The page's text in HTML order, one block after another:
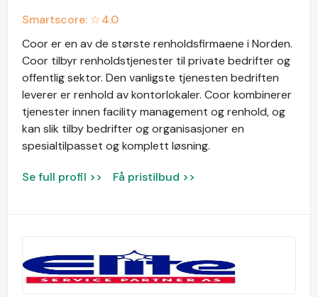
Smartscore: ☆4.0
Coor er en av de største renholdsfirmaene i Norden.
Coor tilbyr renholdstjenester til private bedrifter og
offentlig sektor. Den vanligste tjenesten bedriften
leverer er renhold av kontorlokaler. Coor kombinerer
tjenester innen facility management og renhold, og
kan slik tilby bedrifter og organisasjoner en
spesialtilpasset og komplett løsning.
Se full profil >> Få pristilbud >>